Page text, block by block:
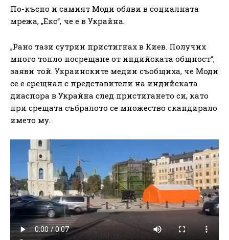
По-късно и самият Моди обяви в социалната
мрежа, „Екс“, че е в Украйна.
„Рано тази сутрин пристигнах в Киев. Получих
много топло посрещане от индийската общност“,
заяви той. Украинските медии съобщиха, че Моди
се е срещнал с представители на индийската
диаспора в Украйна след пристигането си, като
при срещата събралото се множество скандирало
името му.